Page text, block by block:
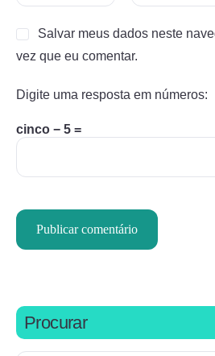
Salvar meus dados neste
vez que eu comentar.
Digite uma resposta em números:
cinco − 5 =
Procurar